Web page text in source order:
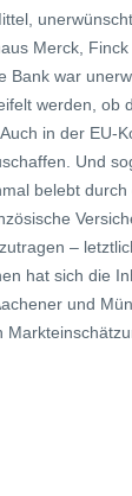
Merck,
war
werden, ob
in der EU-
Und
belebt
–
hat sich die
und